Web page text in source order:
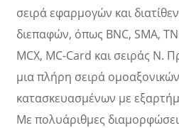
σειρά εφαρμογών και
διεπαφών, όπως BNC, SMA,
MCX, MC-Card και σειράς N.
μια πλήρη σειρά
κατασκευασμένων με
Με πολυάριθμες